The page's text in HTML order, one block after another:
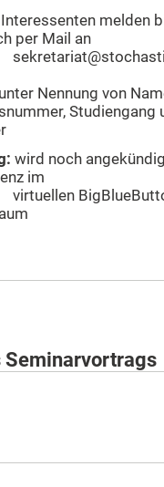
Interessenten melden
per Mail an
von Name,
Studiengang
wird noch
im
Seminarvortrags